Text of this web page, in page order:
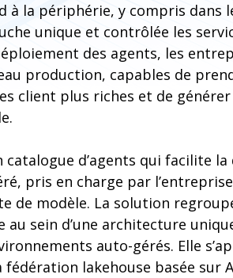
à la périphérie, y compris dans
unique et contrôlée les
des agents, les
production, capables de
client plus riches et de
d’agents qui facilite
pris en charge par
de modèle. La solution
au sein d’une architecture
auto-gérés. Elle
lakehouse basée sur